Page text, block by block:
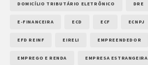
DOMICÍLIO TRIBUTÁRIO ELETRÔNICO DRE
E-FINANCEIRA ECD ECF ECNPJ
EFD REINF EIRELI EMPREENDEDOR
EMPREGO E RENDA EMPRESA ESTRANGEIRA